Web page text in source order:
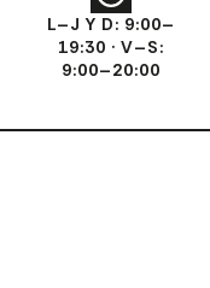
L–J Y D: 9:00–
19:30 · V–S:
9:00–20:00